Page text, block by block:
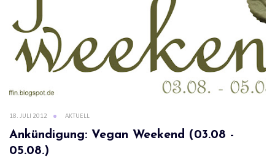
18. JULI 2012 AKTUELL
Ankündigung: Vegan Weekend (03.08 -
05.08.)